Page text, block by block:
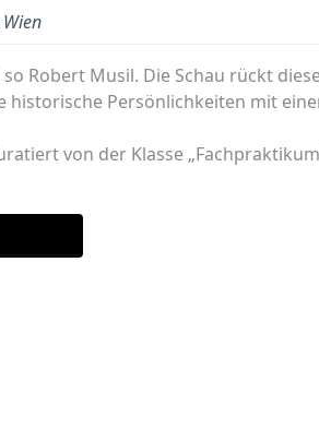
Robert Musil. Die Schau rückt
historische Persönlichkeiten mit
von der Klasse